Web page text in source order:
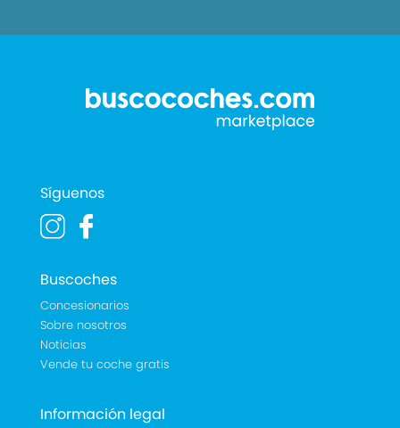
Síguenos
Buscoches
Concesionarios
Sobre nosotros
Noticias
Vende tu coche gratis
Información legal